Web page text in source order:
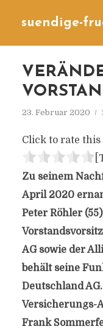
suendige-
23. Februar 2020
Click to rate this
Zu seinem
April 2020
Peter Röhler
AG sowie der
behält seine
Deutschland
Versicherungs-
Frank